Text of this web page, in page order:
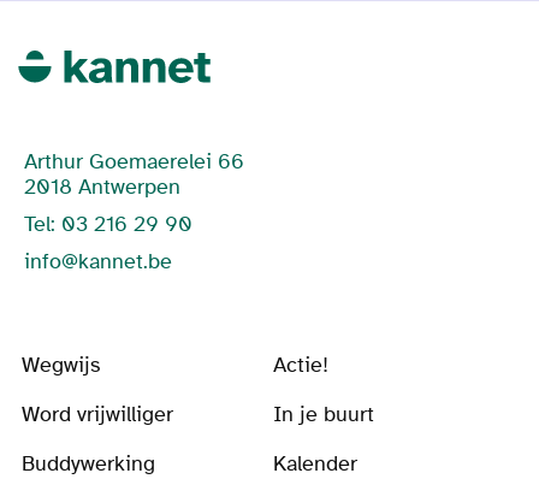
Arthur Goemaerelei 66
2018 Antwerpen
Tel: 03 216 29 90
info@kannet.be
Wegwijs
Actie!
Word vrijwilliger
In je buurt
Buddywerking
Kalender